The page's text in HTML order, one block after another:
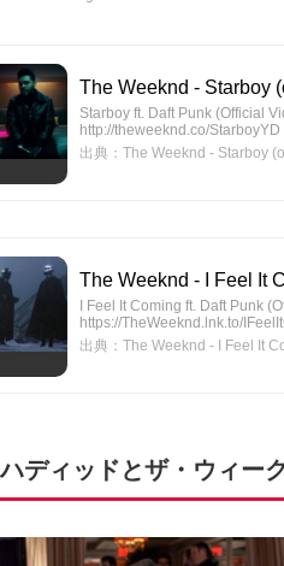
The Weeknd - Starboy
Starboy ft. Daft Punk (Official
http://theweeknd.co/
出典：The Weeknd - Starboy
The Weeknd - I Feel It
I Feel It Coming ft. Daft Punk
https://TheWeeknd.lnk.to/
出典：The Weeknd - I Feel It
ディッドとザ・ウィー